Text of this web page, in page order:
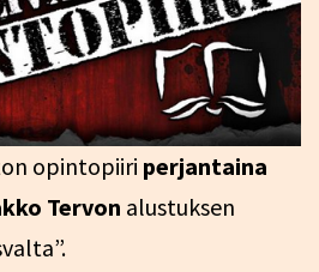
opintopiiri perjantaina
Tervon alustuksen